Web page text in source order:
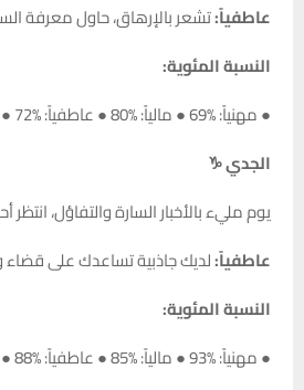
عاطفياً:تشعر بالإرهاق، حاول معرفة
النسبة المئوية:
● مهنياً: %69 ● مالياً: %80 ● عاطفياً: %72 ● صحياً: %74
الجدي ♑
يوم مليء بالأخبار السارة والتفاؤل،
عاطفياً:لديك جاذبية تساعدك على
النسبة المئوية:
● مهنياً: %93 ● مالياً: %85 ● عاطفياً: %88 ● صحياً: %87